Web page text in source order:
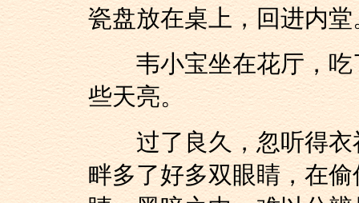
瓷盘放在桌上，回进内堂
韦小宝坐在花厅，吃
些天亮。
过了良久，忽听得衣
畔多了好多双眼睛，在